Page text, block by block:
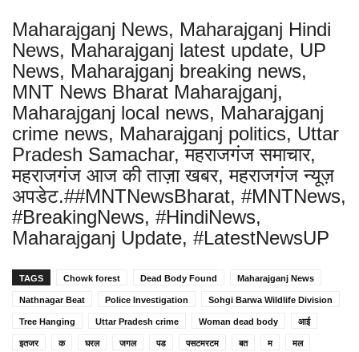
Maharajganj News, Maharajganj Hindi
News, Maharajganj latest update, UP
News, Maharajganj breaking news,
MNT News Bharat Maharajganj,
Maharajganj local news, Maharajganj
crime news, Maharajganj politics, Uttar
Pradesh Samachar, महराजगंज समाचार,
महराजगंज आज की ताज़ा खबर, महराजगंज न्यूज़
अपडेट.##MNTNewsBharat, #MNTNews,
#BreakingNews, #HindiNews,
Maharajganj Update, #LatestNewsUP
TAGS Chowk forest Dead Body Found Maharajganj News
Nathnagar Beat Police Investigation Sohgi Barwa Wildlife Division
Tree Hanging Uttar Pradesh crime Woman dead body आई
इतजर क घरल जगल पड पसटमरटम बत म मल